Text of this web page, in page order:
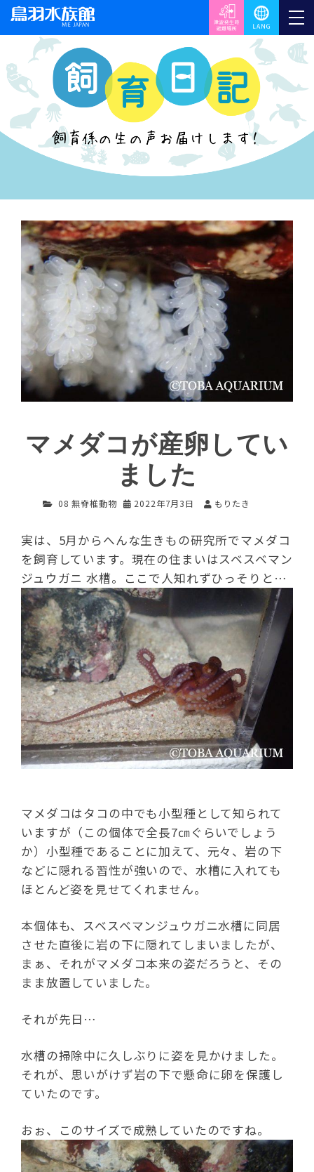
マメダコが産卵してい
ました
08 無脊椎動物 2022年7月3日 もりたき
実は、5月からへんな生きもの研究所でマメダコ
を飼育しています。現在の住まいはスベスベマン
ジュウガニ 水槽。ここで人知れずひっそりと…
マメダコはタコの中でも小型種として知られて
いますが（この個体で全長7㎝ぐらいでしょう
か）小型種であることに加えて、元々、岩の下
などに隠れる習性が強いので、水槽に入れても
ほとんど姿を見せてくれません。
本個体も、スベスベマンジュウガニ水槽に同居
させた直後に岩の下に隠れてしまいましたが、
まぁ、それがマメダコ本来の姿だろうと、その
まま放置していました。
それが先日…
水槽の掃除中に久しぶりに姿を見かけました。
それが、思いがけず岩の下で懸命に卵を保護し
ていたのです。
おぉ、このサイズで成熟していたのですね。